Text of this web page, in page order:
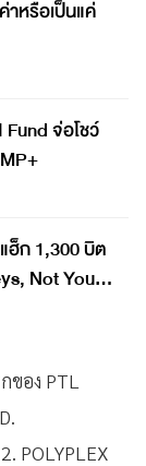
หรือเป็นแค่
จ่อโชว์
ฮ็ก 1,300 บิต
อง PTL
POLYPLEX